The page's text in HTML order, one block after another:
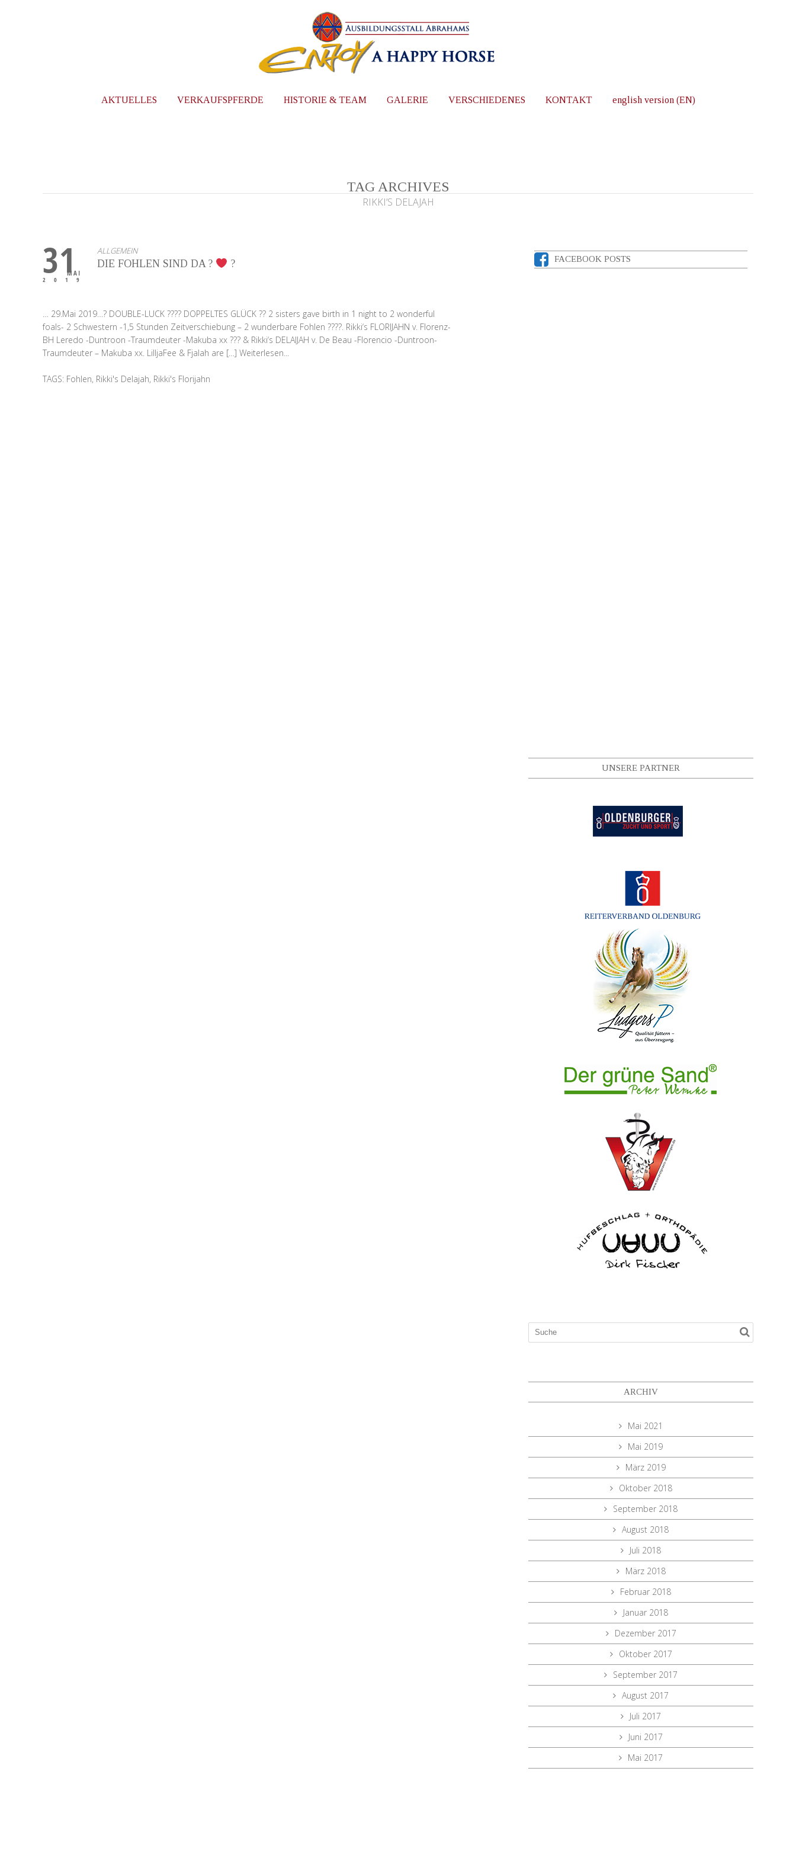
AKTUELLES VERKAUFSPFERDE HISTORIE & TEAM GALERIE VERSCHIEDENES KONTAKT english version (EN)
TAG ARCHIVES
RIKKI’S DELAJAH
31
MAI
2019
ALLGEMEIN
DIE FOHLEN SIND DA ? ?
… 29.Mai 2019…? DOUBLE-LUCK ???? DOPPELTES GLÜCK ?? 2 sisters gave birth in 1 night to 2 wonderful
foals- 2 Schwestern -1,5 Stunden Zeitverschiebung – 2 wunderbare Fohlen ????. Rikki‘s FLORIJAHN v. Florenz-
BH Leredo -Duntroon -Traumdeuter -Makuba xx ??? & Rikki‘s DELAIJAH v. De Beau -Florencio -Duntroon-
Traumdeuter – Makuba xx. LilljaFee & Fjalah are […] Weiterlesen...
TAGS: Fohlen, Rikki's Delajah, Rikki's Florijahn
FACEBOOK POSTS
UNSERE PARTNER
ARCHIV
Mai 2021
Mai 2019
März 2019
Oktober 2018
September 2018
August 2018
Juli 2018
März 2018
Februar 2018
Januar 2018
Dezember 2017
Oktober 2017
September 2017
August 2017
Juli 2017
Juni 2017
Mai 2017